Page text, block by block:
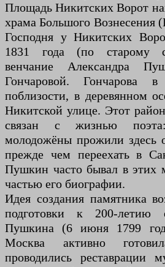
Площадь Никитских Ворот
храма Большого Вознесения
Господня у Никитских
1831 года (по старому
венчание Александра
Гончаровой.
поблизости, в деревянном
Никитской улице. Этот
связан с жизнью
молодожёны прожили здесь
прежде чем переехать в
Пушкин часто бывал в этих
частью его биографии.
Идея создания памятника
подготовки к 200-
Пушкина (6 июня 1799
Москва активно
проводились реставрации